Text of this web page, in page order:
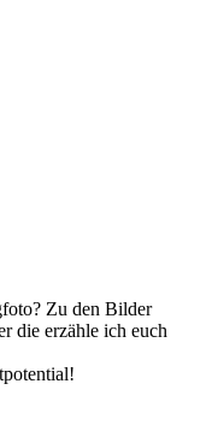
Zu den Bilder
die erzähle ich euch